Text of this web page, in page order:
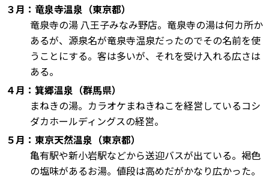
３月：竜泉寺温泉（東京都）
竜泉寺の湯 八王子みなみ野店。竜泉寺の湯は何カ所か
あるが、源泉名が竜泉寺温泉だったのでその名前を使
うことにする。客は多いが、それを受け入れる広さは
ある。
４月：箕郷温泉（群馬県）
まねきの湯。カラオケまねきねこを経営しているコシ
ダカホールディングスの経営。
５月：東京天然温泉（東京都）
亀有駅や新小岩駅などから送迎バスが出ている。褐色
の塩味があるお湯。値段は高めだがかなり広かった。